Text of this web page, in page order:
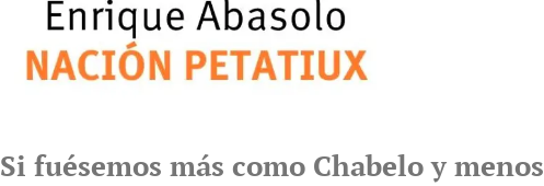
Si fuésemos más como Chabelo y menos